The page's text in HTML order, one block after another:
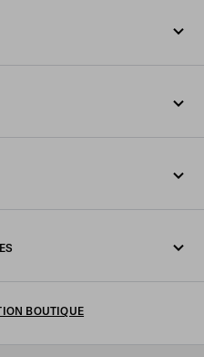
BOUTIQUE